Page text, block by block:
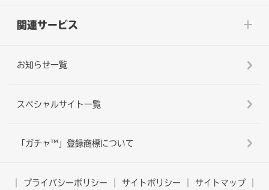
関連サービス
お知らせ一覧
スペシャルサイト一覧
「ガチャ™」登録商標について
プライバシーポリシー サイトポリシー サイトマップ